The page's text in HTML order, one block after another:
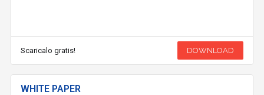
Scaricalo gratis! DOWNLOAD
WHITE PAPER